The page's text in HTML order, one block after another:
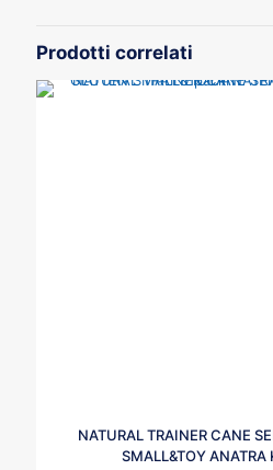
Prodotti correlati
NATURAL TRAINER CANE
SMALL&TOY